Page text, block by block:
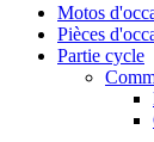
Motos
Pièces
Partie cycle